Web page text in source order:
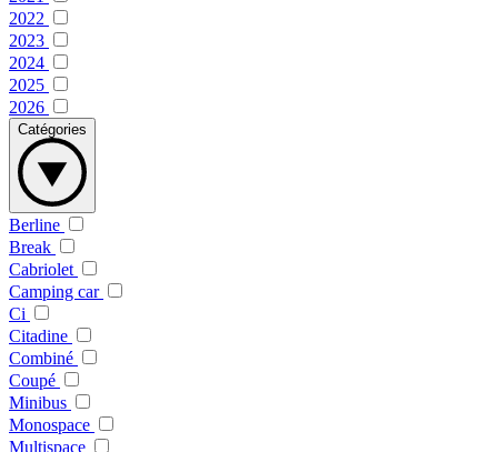
2022
2023
2024
2025
2026
Catégories
Berline
Break
Cabriolet
Camping car
Ci
Citadine
Combiné
Coupé
Minibus
Monospace
Multispace